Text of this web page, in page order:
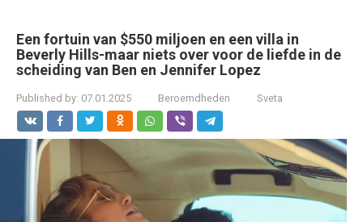
Een fortuin van $550 miljoen en een villa in
Beverly Hills-maar niets over voor de liefde in de
scheiding van Ben en Jennifer Lopez
Published by: 07.01.2025 Beroemdheden Sveta